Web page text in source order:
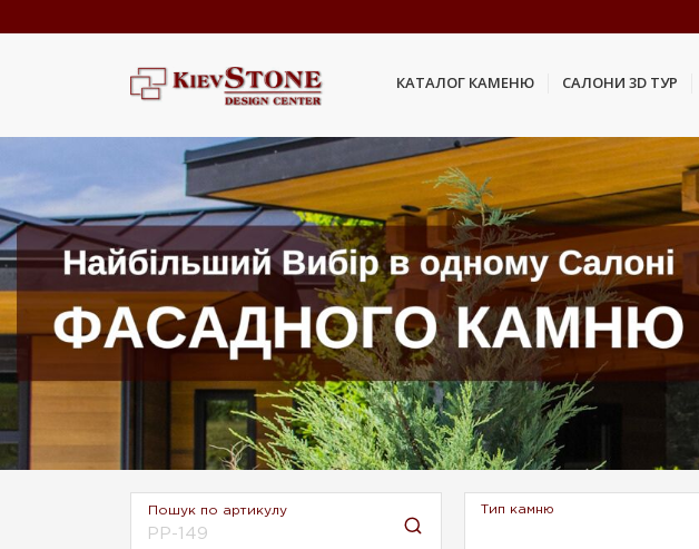
КАТАЛОГ КАМЕНЮ САЛОНИ 3D ТУР
Пошук по артикулу Тип камню